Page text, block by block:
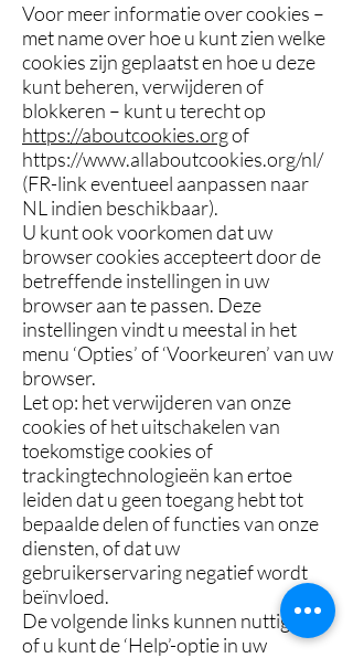
Voor meer informatie over cookies –
met name over hoe u kunt zien welke
cookies zijn geplaatst en hoe u deze
kunt beheren, verwijderen of
blokkeren – kunt u terecht op
https://aboutcookies.orgof
https://www.allaboutcookies.org/nl/
(FR-link eventueel aanpassen naar
NL indien beschikbaar).
U kunt ook voorkomen dat uw
browser cookies accepteert door de
betreffende instellingen in uw
browser aan te passen. Deze
instellingen vindt u meestal in het
menu ‘Opties’ of ‘Voorkeuren’ van uw
browser.
Let op: het verwijderen van onze
cookies of het uitschakelen van
toekomstige cookies of
trackingtechnologieën kan ertoe
leiden dat u geen toegang hebt tot
bepaalde delen of functies van onze
diensten, of dat uw
gebruikerservaring negatief wordt
beïnvloed.
De volgende links kunnen nuttig zijn,
of u kunt de ‘Help’-optie in uw